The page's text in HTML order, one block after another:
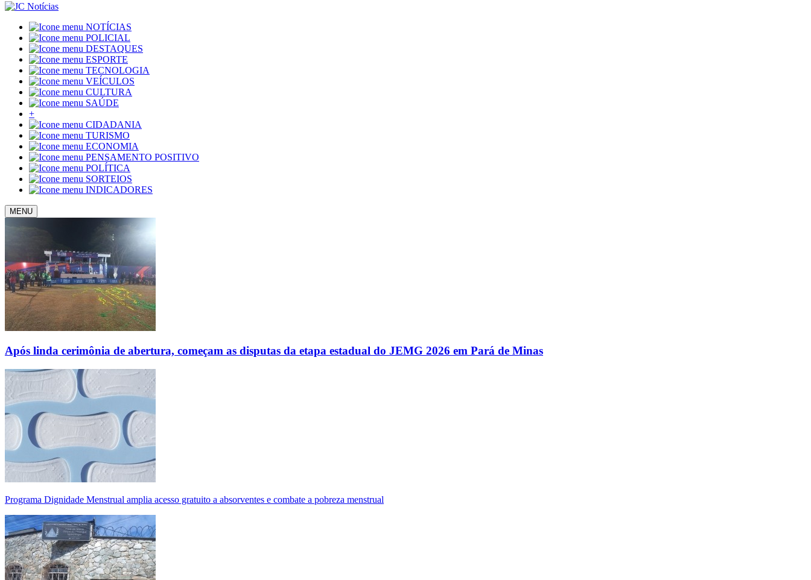
NOTÍCIAS
POLICIAL
DESTAQUES
ESPORTE
TECNOLOGIA
VEÍCULOS
CULTURA
SAÚDE
+
CIDADANIA
TURISMO
ECONOMIA
PENSAMENTO POSITIVO
POLÍTICA
SORTEIOS
INDICADORES
MENU
Após linda cerimônia de abertura, começam as disputas da etapa estadual do JEMG 2026 em Pará de Minas
Programa Dignidade Menstrual amplia acesso gratuito a absorventes e combate a pobreza menstrual